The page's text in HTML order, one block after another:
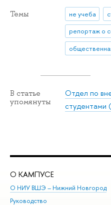
Темы не учеба
репортаж о
В статье
упомянуты
Отдел по
студентами
О КАМПУСЕ
О НИУ ВШЭ – Нижний Новгород
Руководство